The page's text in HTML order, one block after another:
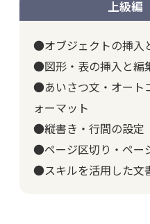
上級編
●オブジェクトの挿入
●図形・表の挿入と編
●あいさつ文・オート
ォーマット
●縦書き・行間の設定
●ページ区切り・ペー
●スキルを活用した文